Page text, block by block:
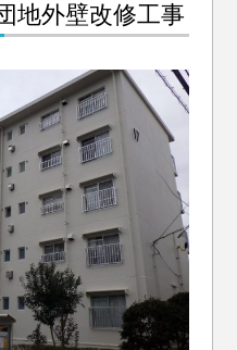
地外壁改修工事